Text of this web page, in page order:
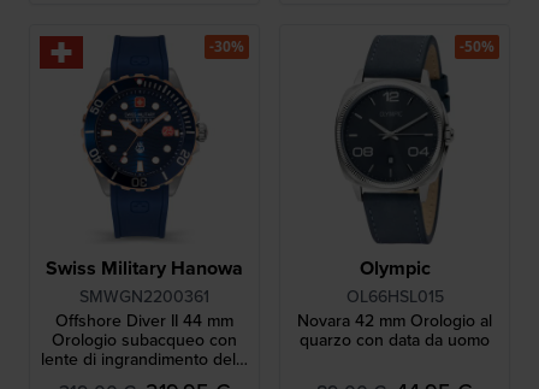
Swiss Military Hanowa
SMWGN2200361
Offshore Diver II 44 mm
Orologio subacqueo con
lente di ingrandimento della
data
-30%
Olympic
OL66HSL015
Novara 42 mm Orologio al
quarzo con data da uomo
-50%